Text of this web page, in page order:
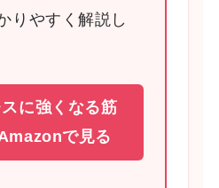
りやすく解説し
に強くなる筋
で見る